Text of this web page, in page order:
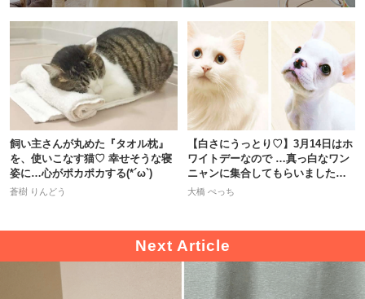
飼い主さんが丸めた『タオル枕』
を、使いこなす猫♡ 幸せそうな寝
姿に…心がポカポカする(*´ω`)
蒼樹 りんどう
【白さにうっとり♡】3月14日はホ
ワイトデーなので …真っ白なワン
ニャンに集合してもらいました！
＾＾
大橋 ぺっち